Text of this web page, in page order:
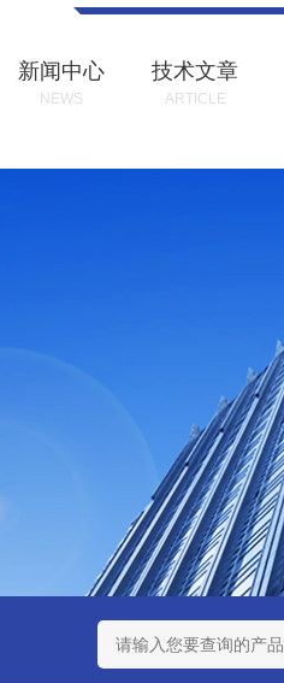
新闻中心
NEWS
技术文章
ARTICLE
数字恒流矿用防爆个体空气采样器